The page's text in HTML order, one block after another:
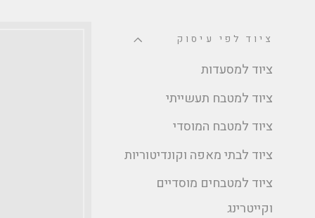
ציוד לפי עיסוק
ציוד למסעדות
ציוד למטבח תעשייתי
ציוד למטבח המוסדי
ציוד לבתי מאפה וקונדיטוריות
ציוד למטבחים מוסדיים
וקייטרינג